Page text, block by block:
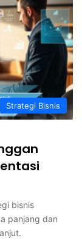
Strategi Bisnis
bisnis
panjang dan